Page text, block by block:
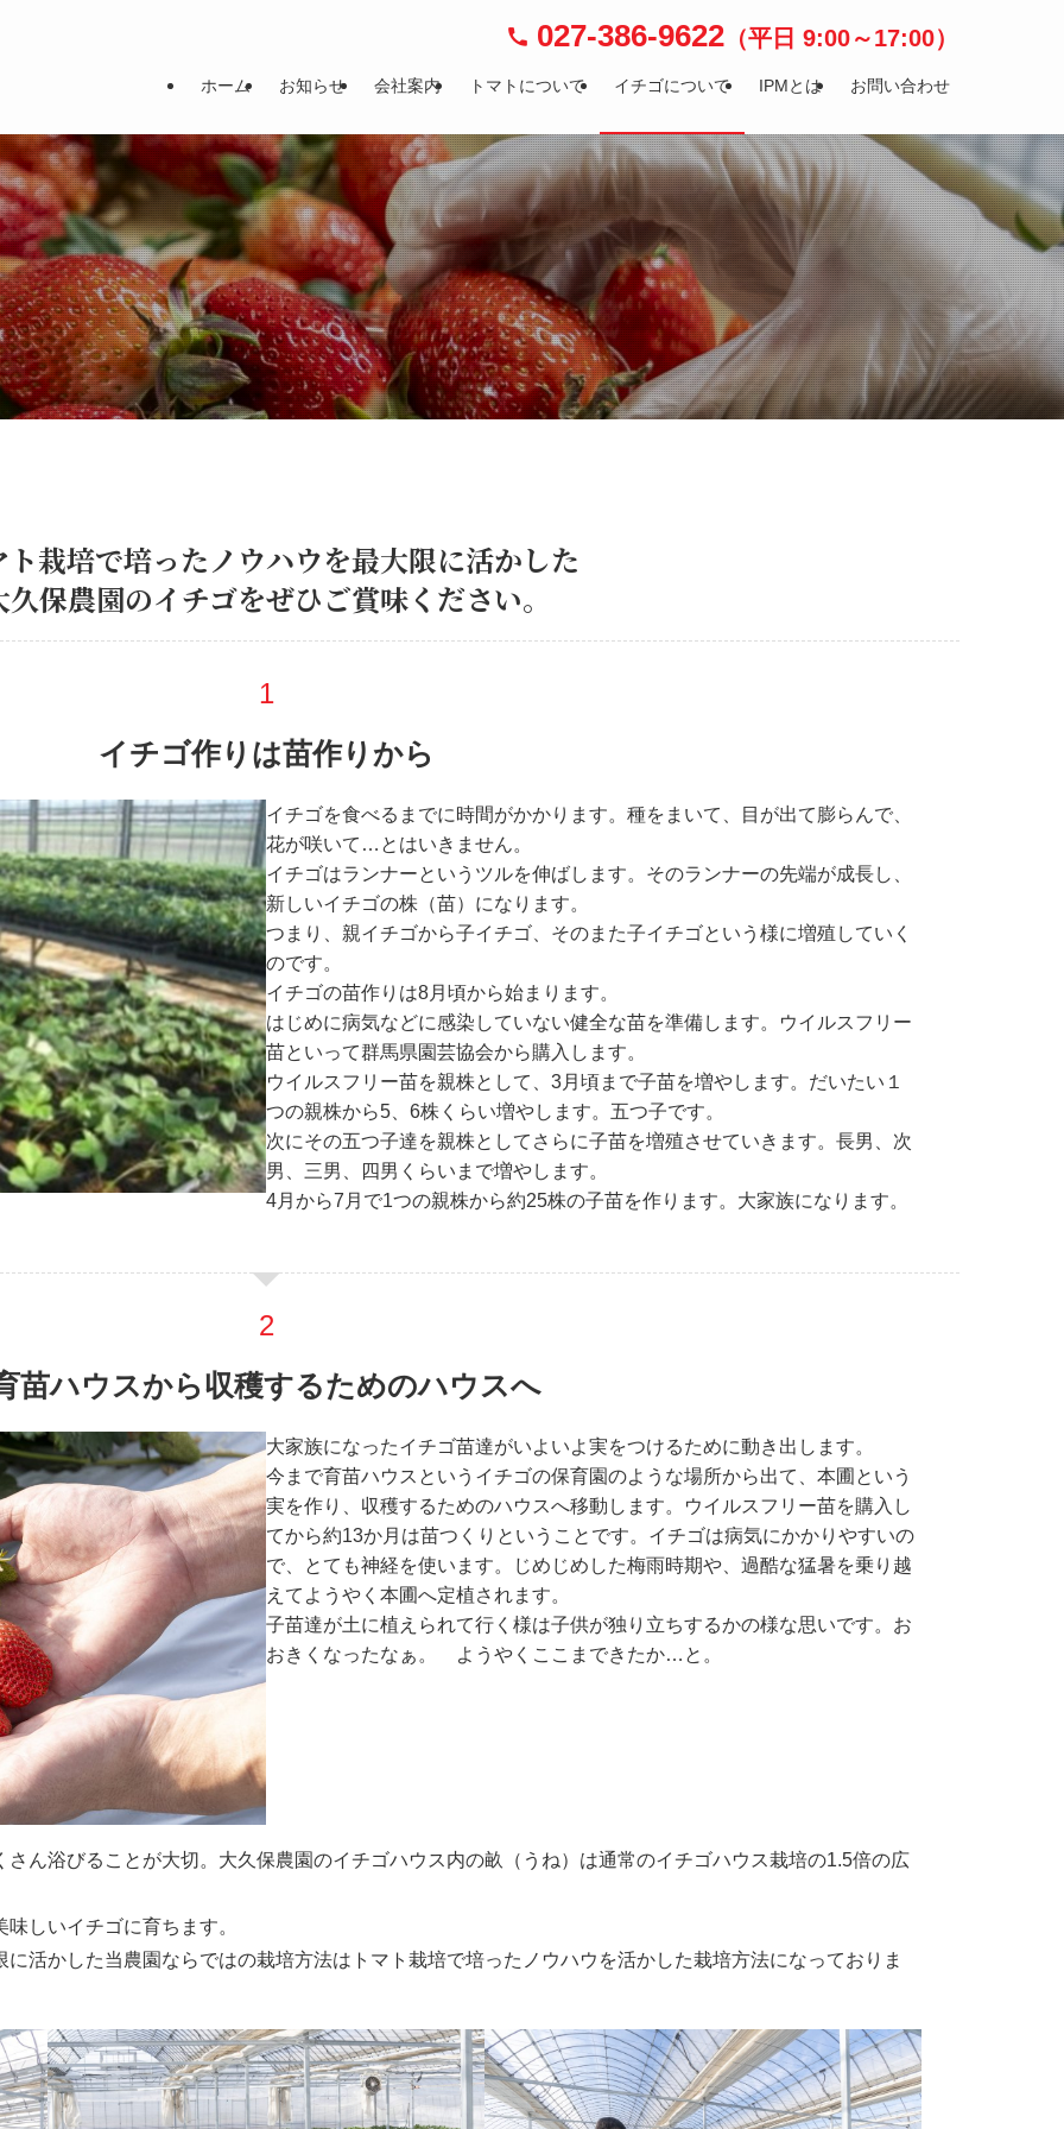
ホーム お知らせ 会社案内 トマトについて イチゴについて IPMとは お問い合わせ
027-386-9622 （平日 9:00～17:00）
ト栽培で培ったノウハウを最大限に活かした
久保農園のイチゴをぜひご賞味ください。
イチゴ作りは苗作りから
イチゴを食べるまでに時間がかかります。種をまいて、目が出て膨らんで、
花が咲いて…とはいきません。
イチゴはランナーというツルを伸ばします。そのランナーの先端が成長し、
新しいイチゴの株（苗）になります。
つまり、親イチゴから子イチゴ、そのまた子イチゴという様に増殖していく
のです。
イチゴの苗作りは8月頃から始まります。
はじめに病気などに感染していない健全な苗を準備します。ウイルスフリー
苗といって群馬県園芸協会から購入します。
ウイルスフリー苗を親株として、3月頃まで子苗を増やします。だいたい１
つの親株から5、6株くらい増やします。五つ子です。
次にその五つ子達を親株としてさらに子苗を増殖させていきます。長男、次
男、三男、四男くらいまで増やします。
4月から7月で1つの親株から約25株の子苗を作ります。大家族になります。
苗ハウスから収穫するためのハウスへ
大家族になったイチゴ苗達がいよいよ実をつけるために動き出します。
今まで育苗ハウスというイチゴの保育園のような場所から出て、本圃という
実を作り、収穫するためのハウスへ移動します。ウイルスフリー苗を購入し
てから約13か月は苗つくりということです。イチゴは病気にかかりやすいの
で、とても神経を使います。じめじめした梅雨時期や、過酷な猛暑を乗り越
えてようやく本圃へ定植されます。
子苗達が土に植えられて行く様は子供が独り立ちするかの様な思いです。お
おきくなったなぁ。 ようやくここまできたか…と。
ん浴びることが大切。大久保農園のイチゴハウス内の畝（うね）は通常のイチゴハウス栽培の1.5倍の広
しいイチゴに育ちます。
活かした当農園ならではの栽培方法はトマト栽培で培ったノウハウを活かした栽培方法になっておりま